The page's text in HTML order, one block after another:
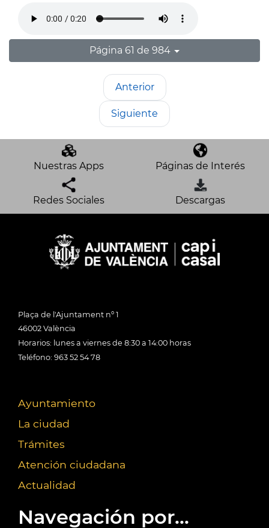
Página 61 de 984
Anterior
Siguiente
Nuestras Apps Páginas de Interés
Redes Sociales Descargas
Plaça de l'Ajuntament nº 1
46002 València
Horarios: lunes a viernes de 8:30 a 14:00 horas
Teléfono: 963 52 54 78
Ayuntamiento
La ciudad
Trámites
Atención ciudadana
Actualidad
Navegación por...